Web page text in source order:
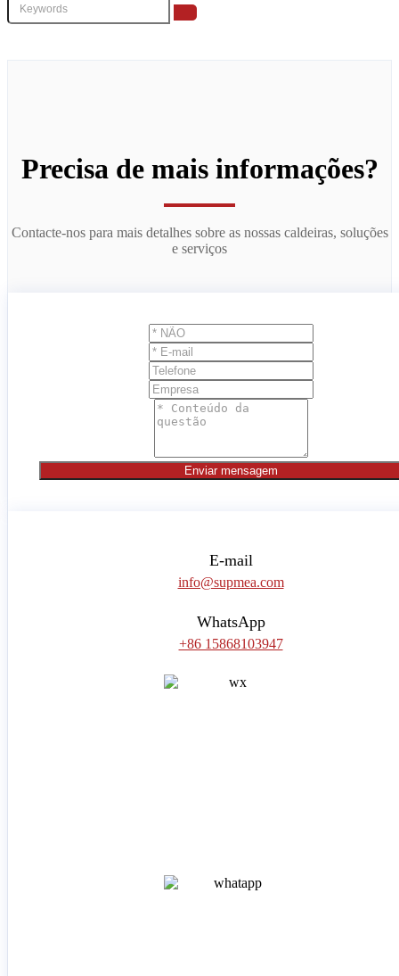
Precisa de mais informações?
Contacte-nos para mais detalhes sobre as nossas caldeiras, soluções
e serviços
Enviar mensagem
E-mail
info@supmea.com
WhatsApp
+86 15868103947